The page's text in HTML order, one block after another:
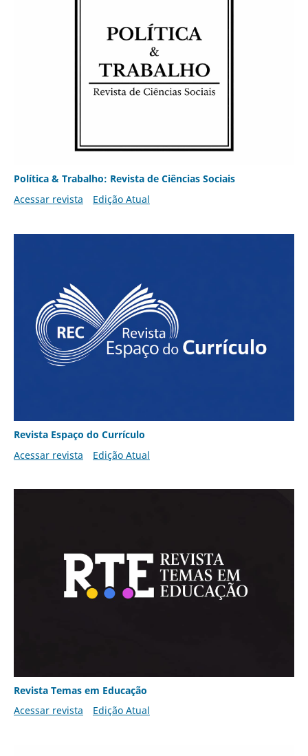
Política & Trabalho: Revista de Ciências Sociais
Acessar revista
Edição Atual
Revista Espaço do Currículo
Acessar revista
Edição Atual
Revista Temas em Educação
Acessar revista
Edição Atual